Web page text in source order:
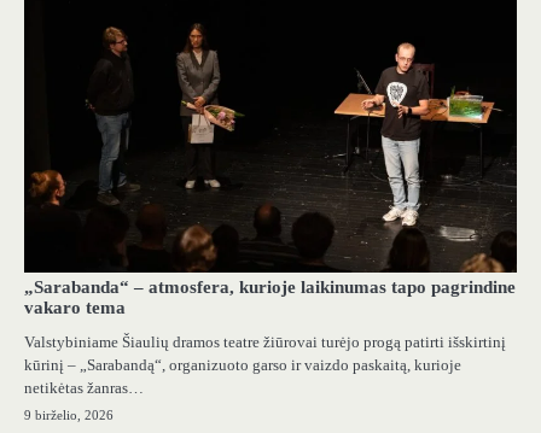
„Sarabanda“ – atmosfera, kurioje laikinumas tapo pagrindine
vakaro tema
Valstybiniame Šiaulių dramos teatre žiūrovai turėjo progą patirti išskirtinį
kūrinį – „Sarabandą“, organizuoto garso ir vaizdo paskaitą, kurioje
netikėtas žanras…
9 birželio, 2026